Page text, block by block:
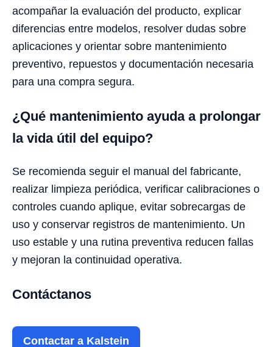
acompañar la evaluación del producto, explicar
diferencias entre modelos, resolver dudas sobre
aplicaciones y orientar sobre mantenimiento
preventivo, repuestos y documentación necesaria
para una compra segura.
¿Qué mantenimiento ayuda a prolongar
la vida útil del equipo?
Se recomienda seguir el manual del fabricante,
realizar limpieza periódica, verificar calibraciones o
controles cuando aplique, evitar sobrecargas de
uso y conservar registros de mantenimiento. Un
uso estable y una rutina preventiva reducen fallas
y mejoran la continuidad operativa.
Contáctanos
Contactar a Kalstein